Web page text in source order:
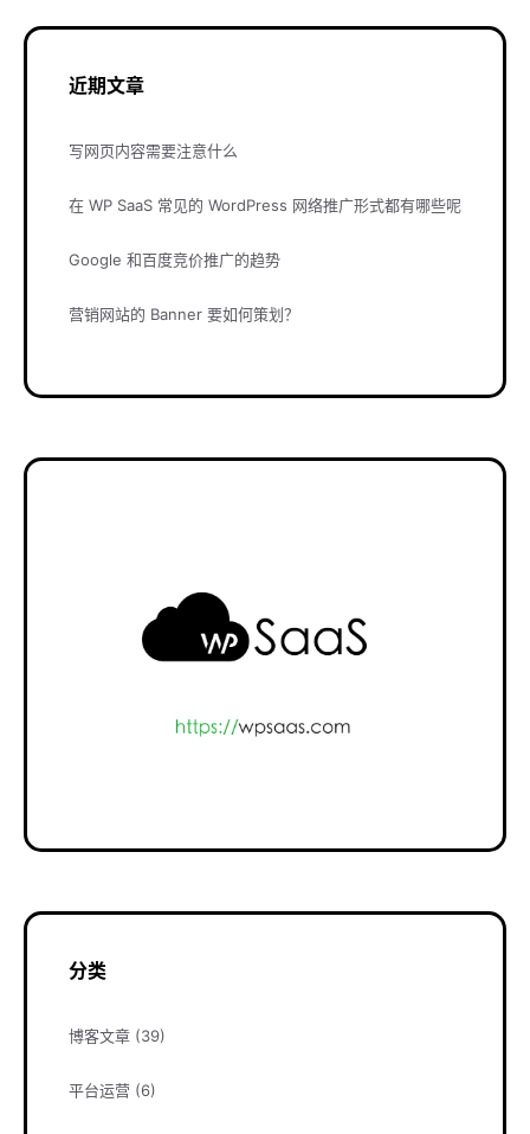
近期文章
写网页内容需要注意什么
在 WP SaaS 常见的 WordPress 网络推广形式都有哪些呢
Google 和百度竞价推广的趋势
营销网站的 Banner 要如何策划？
分类
博客文章 (39)
平台运营 (6)